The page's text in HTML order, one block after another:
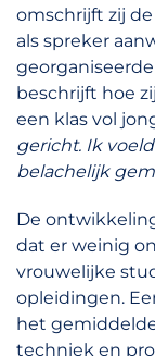
omschrijft zij
als spreker
beschrijft hoe
een klas vol
gericht. Ik
belachelijk
De
dat er weinig
vrouwelijke
opleidingen.
het
techniek en